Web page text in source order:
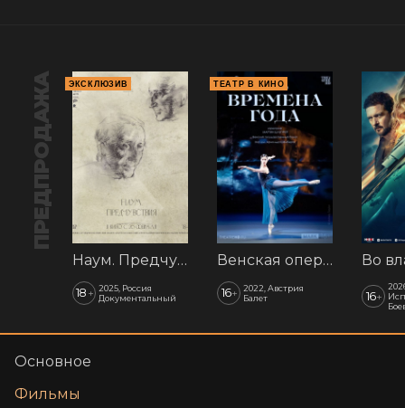
ПРЕДПРОДАЖА ЭКСКЛЮЗИВ
Наум. Предчувствия
18 + 2025, Россия
Документальный
ТЕАТР В КИНО
Венская опера: Времена года
16+
2022, Австрия
Балет
16+
Основное
Фильмы